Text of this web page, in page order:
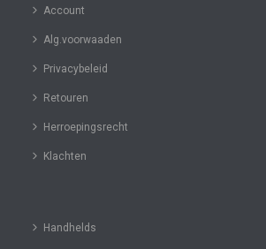
Account
Alg.voorwaaden
Privacybeleid
Retouren
Herroepingsrecht
Klachten
Handhelds